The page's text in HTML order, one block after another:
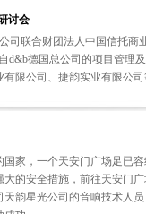
讨会
司联合财团法人中国信托
d&b德国总公司的项目管理
限公司、捷韵实业有限公司
家，一个天安门广场足已
的安全措施，前往天安门
韵星光公司的音响技术人